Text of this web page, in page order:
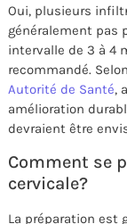
Oui, plusieurs
généralement pas
intervalle de 3 à 4
recommandé.
Autorité de Santé,
amélioration
devraient être
Comment se
cervicale?
La préparation est